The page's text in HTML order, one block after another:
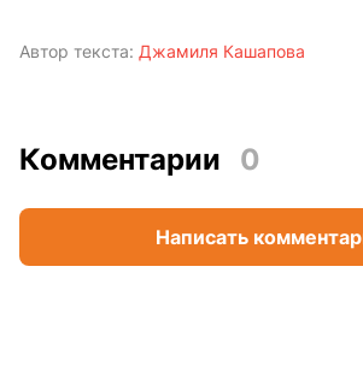
Автор текста: Джамиля Кашапова
Комментарии 0
Написать